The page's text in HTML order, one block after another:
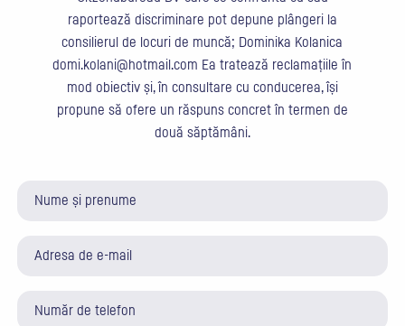
raportează discriminare pot depune plângeri la
consilierul de locuri de muncă; Dominika Kolanica
domi.kolani@hotmail.com Ea tratează reclamațiile în
mod obiectiv și, în consultare cu conducerea, își
propune să ofere un răspuns concret în termen de
două săptămâni.